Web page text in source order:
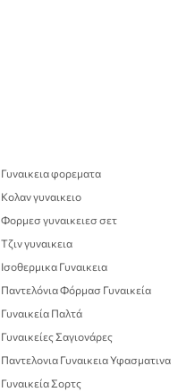
Γυναικεια φορεματα
Κολαν γυναικειο
Φορμεσ γυναικειεσ σετ
Τζιν γυναικεια
Ισοθερμικα Γυναικεια
Παντελόνια Φόρμασ Γυναικεία
Γυναικεία Παλτά
Γυναικείες Σαγιονάρες
Παντελονια Γυναικεια Υφασματινα
Γυναικεία Σορτς